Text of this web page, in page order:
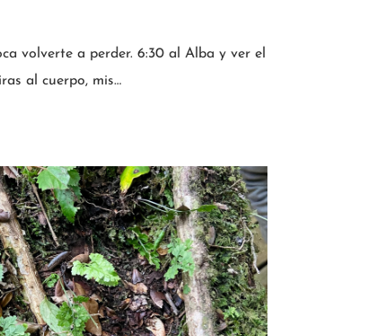
volverte a perder. 6:30 al Alba y ver el
al cuerpo, mis…